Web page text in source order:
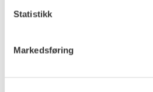
Statistikk
Markedsføring